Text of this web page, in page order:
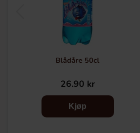
Blådåre 50cl
26.90 kr
Kjøp